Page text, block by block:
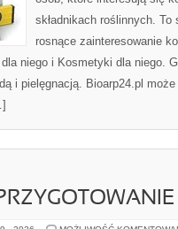
składnikach roślinnych.
rosnące zainteresowanie
niego i Kosmetyki dla niego.
i pielęgnacją. Bioarp24.pl